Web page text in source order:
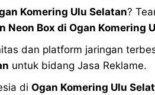
Komering Ulu Selatan?
Neon Box di Ogan Komering
dan platform jaringan
untuk bidang Jasa Reklame.
di Ogan Komering Ulu